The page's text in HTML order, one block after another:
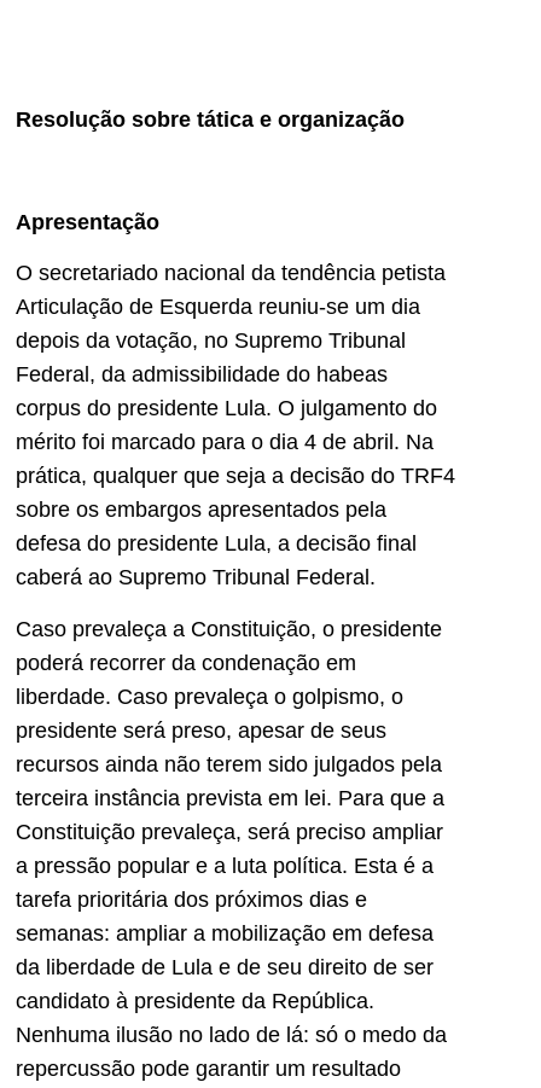
Resolução sobre tática e organização
Apresentação
O secretariado nacional da tendência petista
Articulação de Esquerda reuniu-se um dia
depois da votação, no Supremo Tribunal
Federal, da admissibilidade do habeas
corpus do presidente Lula. O julgamento do
mérito foi marcado para o dia 4 de abril. Na
prática, qualquer que seja a decisão do TRF4
sobre os embargos apresentados pela
defesa do presidente Lula, a decisão final
caberá ao Supremo Tribunal Federal.
Caso prevaleça a Constituição, o presidente
poderá recorrer da condenação em
liberdade. Caso prevaleça o golpismo, o
presidente será preso, apesar de seus
recursos ainda não terem sido julgados pela
terceira instância prevista em lei. Para que a
Constituição prevaleça, será preciso ampliar
a pressão popular e a luta política. Esta é a
tarefa prioritária dos próximos dias e
semanas: ampliar a mobilização em defesa
da liberdade de Lula e de seu direito de ser
candidato à presidente da República.
Nenhuma ilusão no lado de lá: só o medo da
repercussão pode garantir um resultado